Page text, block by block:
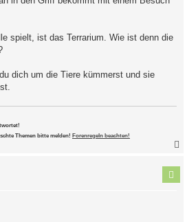
spielt, ist das Terrarium. Wie ist denn die
dich um die Tiere kümmerst und sie
Themen bitte melden! Forenregeln beachten!